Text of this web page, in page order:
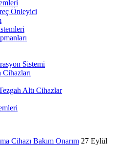
Önleyici
Sistemi
Altı Cihazlar
Cihazı Bakım Onarım 27 Eylül